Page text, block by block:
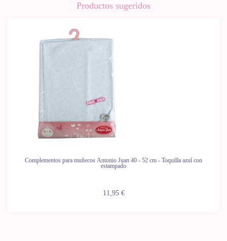
Productos sugeridos
Complementos para muñecos Antonio Juan 40 - 52 cm - Toquilla azul con
estampado
11,95 €